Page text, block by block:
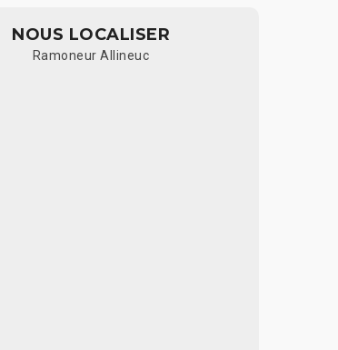
NOUS LOCALISER
Ramoneur Allineuc